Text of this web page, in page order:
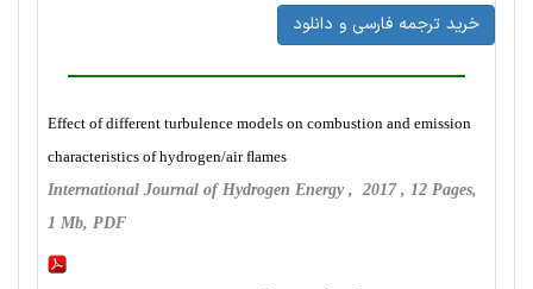
خرید ترجمه فارسی و دانلود
Effect of different turbulence models on combustion and emission
characteristics of hydrogen/air ﬂames
International Journal of Hydrogen Energy , 2017 , 12 Pages,
1 Mb, PDF